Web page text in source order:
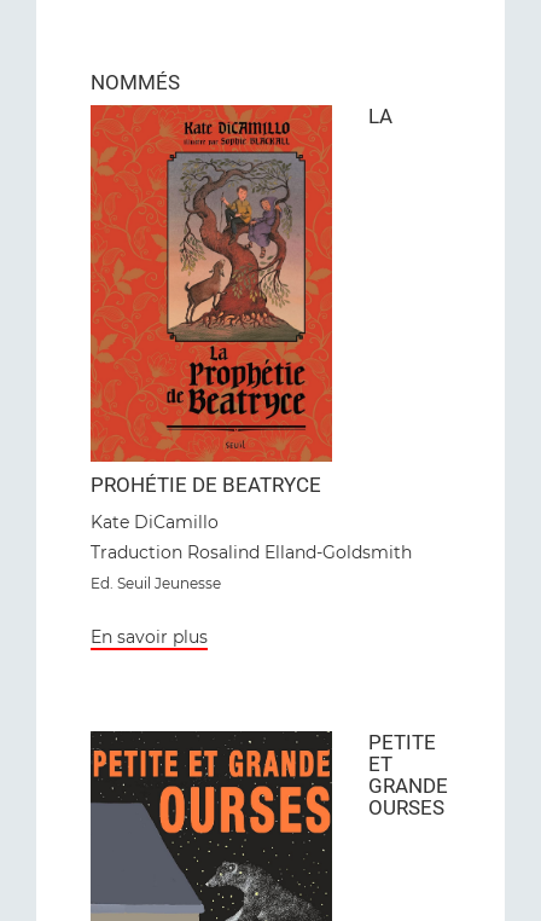
NOMMÉS
LA
PROHÉTIE DE BEATRYCE
Kate DiCamillo
Traduction Rosalind Elland-Goldsmith
Ed. Seuil Jeunesse
En savoir plus
PETITE
ET
GRANDE
OURSES